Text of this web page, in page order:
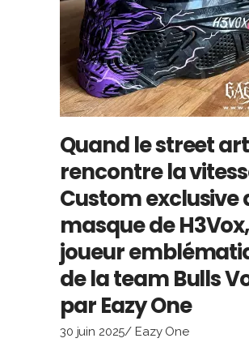
Quand le street art
rencontre la
Custom exclusive
masque de H3Vox,
joueur
de la team Bulls
par Eazy One
30 juin 2025 Eazy One